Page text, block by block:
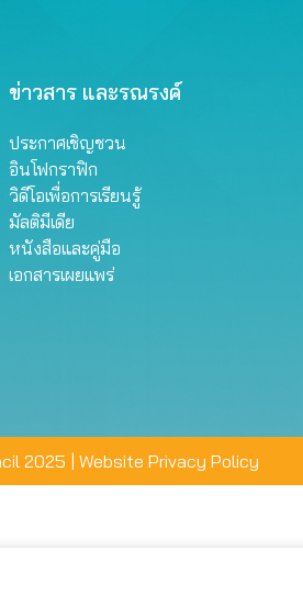
ข่าวสาร และรณรงค์
ประกาศเชิญชวน
อินโฟกราฟิก
วิดีโอเพื่อการเรียนรู้
มัลติมีเดีย
หนังสือและคู่มือ
เอกสารเผยแพร่
2025 | Website Privacy Policy
ด้